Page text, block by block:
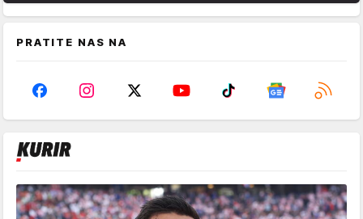
PRATITE NAS NA